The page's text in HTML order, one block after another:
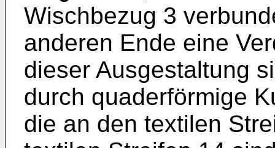
Wischbezug 3
anderen Ende eine
dieser Ausgestaltung
durch quaderförmige
die an den textilen